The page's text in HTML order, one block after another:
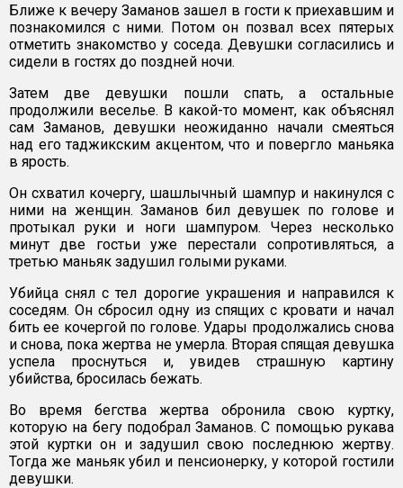
Ближе к вечеру Заманов зашел в гости к приехавшим и
познакомился с ними. Потом он позвал всех пятерых
отметить знакомство у соседа. Девушки согласились и
сидели в гостях до поздней ночи.
Затем две девушки пошли спать, а остальные
продолжили веселье. В какой-то момент, как объяснял
сам Заманов, девушки неожиданно начали смеяться
над его таджикским акцентом, что и повергло маньяка
в ярость.
Он схватил кочергу, шашлычный шампур и накинулся с
ними на женщин. Заманов бил девушек по голове и
протыкал руки и ноги шампуром. Через несколько
минут две гостьи уже перестали сопротивляться, а
третью маньяк задушил голыми руками.
Убийца снял с тел дорогие украшения и направился к
соседям. Он сбросил одну из спящих с кровати и начал
бить ее кочергой по голове. Удары продолжались снова
и снова, пока жертва не умерла. Вторая спящая девушка
успела проснуться и, увидев страшную картину
убийства, бросилась бежать.
Во время бегства жертва обронила свою куртку,
которую на бегу подобрал Заманов. С помощью рукава
этой куртки он и задушил свою последнюю жертву.
Тогда же маньяк убил и пенсионерку, у которой гостили
девушки.